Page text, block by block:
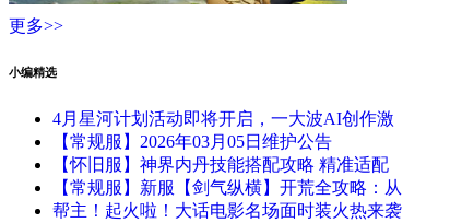
更多>>
小编精选
4月星河计划活动即将开启，一大波AI创作激
【常规服】2026年03月05日维护公告
【怀旧服】神界内丹技能搭配攻略 精准适配
【常规服】新服【剑气纵横】开荒全攻略：从
帮主！起火啦！大话电影名场面时装火热来袭